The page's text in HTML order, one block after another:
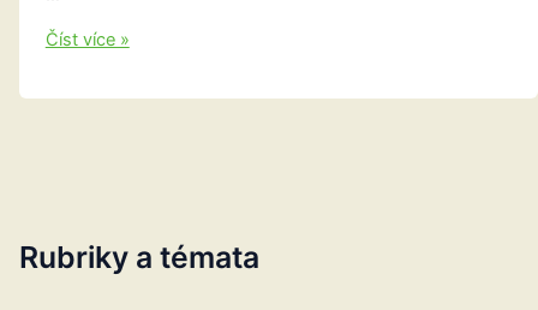
Rubriky a témata
Zvířátka
Ž
Číst více »